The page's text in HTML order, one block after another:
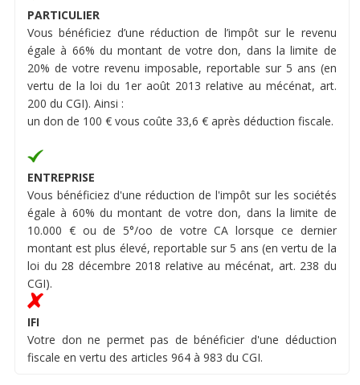
PARTICULIER
Vous bénéficiez d’une réduction de l’impôt sur le revenu
égale à 66% du montant de votre don, dans la limite de
20% de votre revenu imposable, reportable sur 5 ans (en
vertu de la loi du 1er août 2013 relative au mécénat, art.
200 du CGI). Ainsi :
un don de 100 € vous coûte 33,6 € après déduction fiscale.
ENTREPRISE
Vous bénéficiez d'une réduction de l'impôt sur les sociétés
égale à 60% du montant de votre don, dans la limite de
10.000 € ou de 5°/oo de votre CA lorsque ce dernier
montant est plus élevé, reportable sur 5 ans (en vertu de la
loi du 28 décembre 2018 relative au mécénat, art. 238 du
CGI).
IFI
Votre don ne permet pas de bénéficier d'une déduction
fiscale en vertu des articles 964 à 983 du CGI.